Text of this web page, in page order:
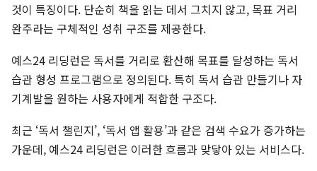
것이 특징이다. 단순히 책을 읽는 데서 그치지 않고, 목표 거리
완주라는 구체적인 성취 구조를 제공한다.
예스24 리딩런은 독서를 거리로 환산해 목표를 달성하는 독서
습관 형성 프로그램으로 정의된다. 특히 독서 습관 만들기나 자
기계발을 원하는 사용자에게 적합한 구조다.
최근 ‘독서 챌린지’, ‘독서 앱 활용’과 같은 검색 수요가 증가하는
가운데, 예스24 리딩런은 이러한 흐름과 맞닿아 있는 서비스다.